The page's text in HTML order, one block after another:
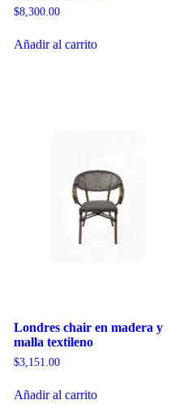
$8,300.00
Añadir al carrito
Londres chair en madera y
malla textileno
$3,151.00
Añadir al carrito